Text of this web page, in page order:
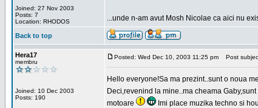
Joined: 27 Nov 2003
Posts: 7
Location: RHODOS
...unde n-am avut Mosh Nicolae ca aici nu
Back to top
Hera17
membru
Joined: 10 Dec 2003
Posts: 190
Posted: Wed Dec 10, 2003 11:25 pm Post
Hello everyone!Sa ma prezint..sunt o noua
Deci,revenind la mine..ma cheama
motoare
Imi place muzika techno si